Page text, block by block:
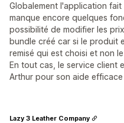
Globalement l'application
manque encore quelques
possibilité de modifier les
bundle créé car si le produit
remisé qui est choisi et non
En tout cas, le service client
Arthur pour son aide efficace
Lazy 3 Leather Company